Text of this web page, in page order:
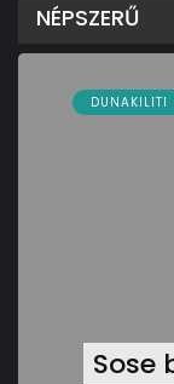
NÉPSZERŰ
DUNAKILITI
Sose